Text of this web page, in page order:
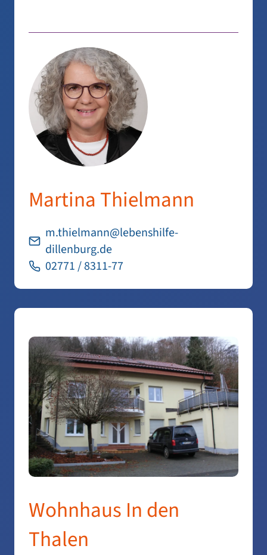
Martina Thielmann
m.thielmann@lebenshilfe-
dillenburg.de
02771 / 8311-77
Wohnhaus In den
Thalen